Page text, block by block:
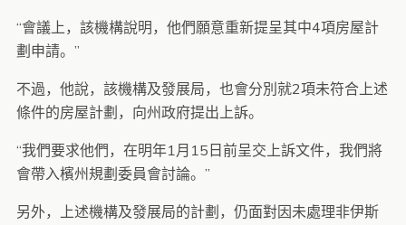
“會議上，該機構說明，他們願意重新提呈其中4項房屋計
劃申請。”
不過，他說，該機構及發展局，也會分別就2項未符合上述
條件的房屋計劃，向州政府提出上訴。
“我們要求他們，在明年1月15日前呈交上訴文件，我們將
會帶入檳州規劃委員會討論。”
另外，上述機構及發展局的計劃，仍面對因未處理非伊斯